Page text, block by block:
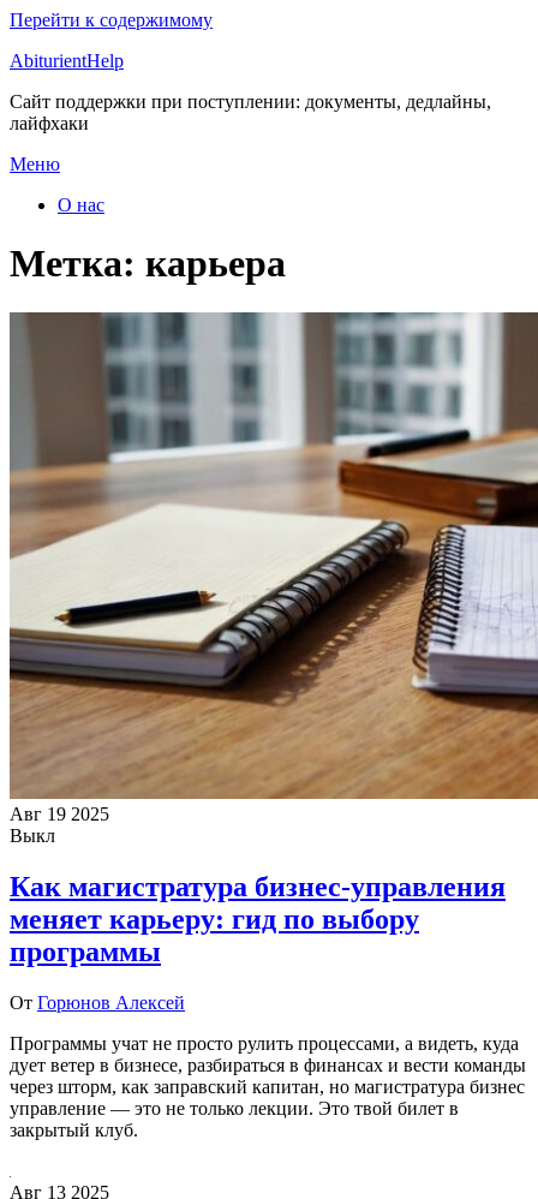
Перейти к содержимому
AbiturientHelp
Сайт поддержки при поступлении: документы, дедлайны,
лайфхаки
Меню
О нас
Метка: карьера
Авг 19 2025
Выкл
Как магистратура бизнес-управления
меняет карьеру: гид по выбору
программы
От Горюнов Алексей
Программы учат не просто рулить процессами, а видеть, куда
дует ветер в бизнесе, разбираться в финансах и вести команды
через шторм, как заправский капитан, но магистратура бизнес
управление — это не только лекции. Это твой билет в
закрытый клуб.
Авг 13 2025